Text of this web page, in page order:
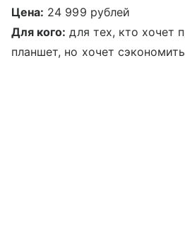
Цена: 24 999 рублей
Для кого: для тех, кто хочет
планшет, но хочет сэкономить